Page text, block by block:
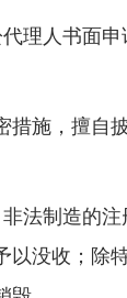
理人书面
，擅自披
法制造的
以没收；除